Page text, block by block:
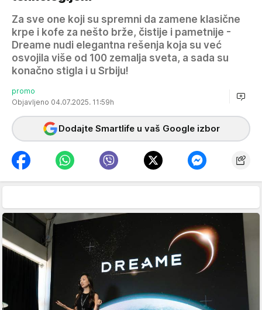
Za sve one koji su spremni da zamene klasične
krpe i kofe za nešto brže, čistije i pametnije -
Dreame nudi elegantna rešenja koja su već
osvojila više od 100 zemalja sveta, a sada su
konačno stigla i u Srbiju!
promo
Objavljeno 04.07.2025. 11:59h
Dodajte Smartlife u vaš Google izbor